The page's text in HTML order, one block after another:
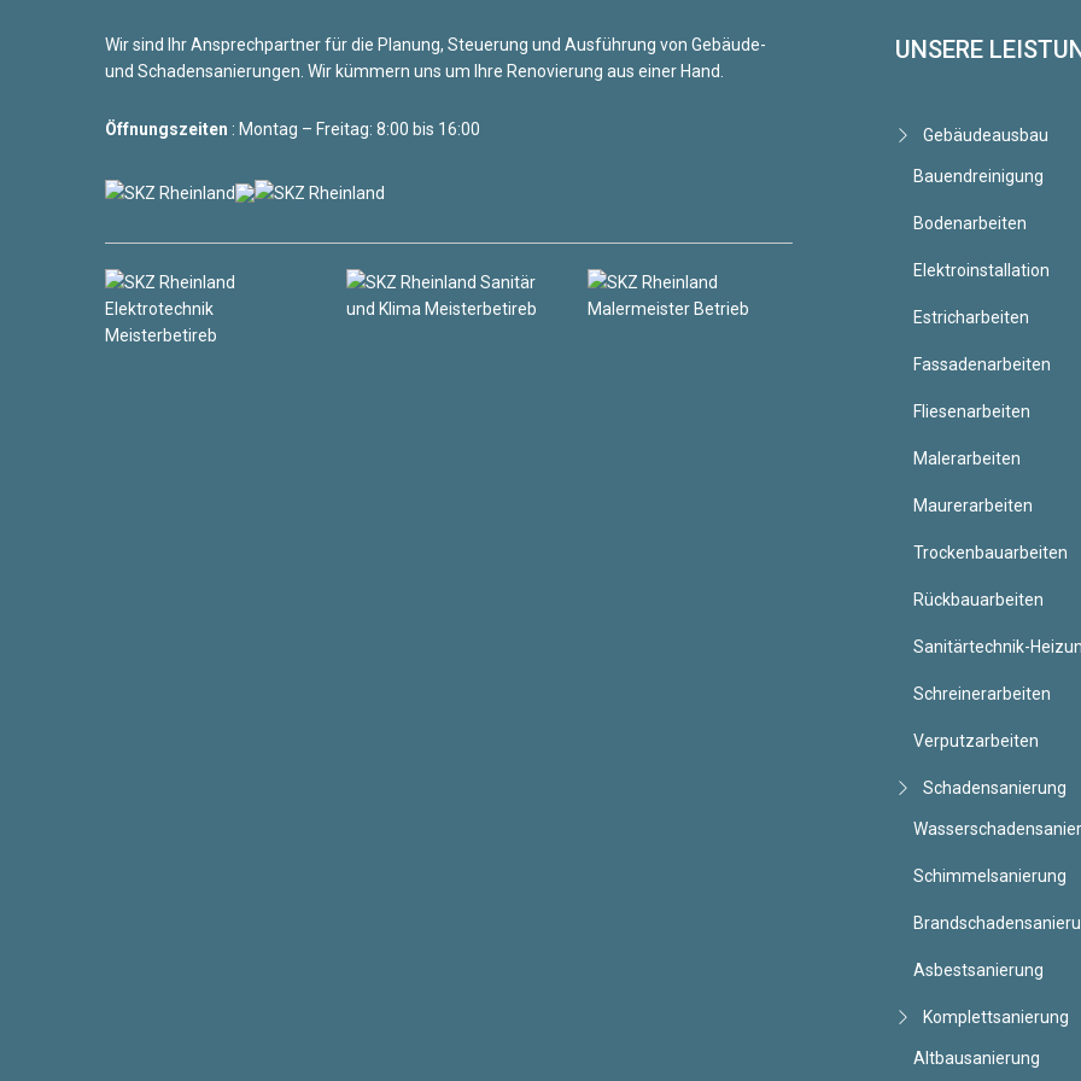
Wir sind Ihr Ansprechpartner für die Planung, Steuerung und Ausführung von Gebäude-
und Schadensanierungen. Wir kümmern uns um Ihre Renovierung aus einer Hand.
Öffnungszeiten : Montag – Freitag: 8:00 bis 16:00
UNSERE
Gebäudeausbau
Bauendreinigung
Bodenarbeiten
Elektroinstallation
Estricharbeiten
Fassadenarbeiten
Fliesenarbeiten
Malerarbeiten
Maurerarbeiten
Trockenbauarbeiten
Rückbauarbeiten
Sanitärtechnik-
Schreinerarbeiten
Verputzarbeiten
Schadensanierung
Schimmelsanierung
Asbestsanierung
Komplettsanierung
Altbausanierung